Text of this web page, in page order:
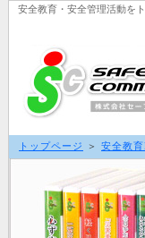
安全教育・安全管理活動を
トップページ ＞ 安全教